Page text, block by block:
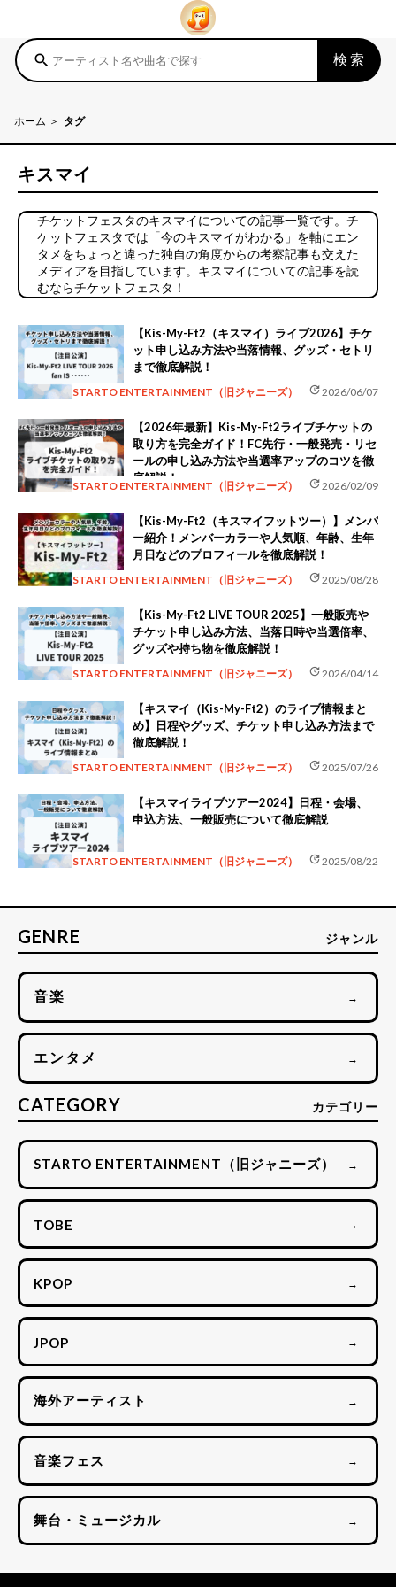
search 検索
ホーム タグ
キスマイ
チケットフェスタのキスマイについての記事一覧です。チ
ケットフェスタでは「今のキスマイがわかる」を軸にエン
タメをちょっと違った独自の角度からの考察記事も交えた
メディアを目指しています。キスマイについての記事を読
むならチケットフェスタ！
【Kis-My-Ft2（キスマイ）ライブ2026】チケ
ット申し込み方法や当落情報、グッズ・セトリ
まで徹底解説！
STARTO ENTERTAINMENT（旧ジャニーズ） update2026/06/07
【2026年最新】Kis-My-Ft2ライブチケットの
取り方を完全ガイド！FC先行・一般発売・リセ
ールの申し込み方法や当選率アップのコツを徹
底解説！
STARTO ENTERTAINMENT（旧ジャニーズ） update2026/02/09
【Kis-My-Ft2（キスマイフットツー）】メンバ
ー紹介！メンバーカラーや人気順、年齢、生年
月日などのプロフィールを徹底解説！
STARTO ENTERTAINMENT（旧ジャニーズ） update2025/08/28
【Kis-My-Ft2 LIVE TOUR 2025】一般販売や
チケット申し込み方法、当落日時や当選倍率、
グッズや持ち物を徹底解説！
STARTO ENTERTAINMENT（旧ジャニーズ） update2026/04/14
【キスマイ（Kis-My-Ft2）のライブ情報まと
め】日程やグッズ、チケット申し込み方法まで
徹底解説！
STARTO ENTERTAINMENT（旧ジャニーズ） update2025/07/26
【キスマイライブツアー2024】日程・会場、
申込方法、一般販売について徹底解説
STARTO ENTERTAINMENT（旧ジャニーズ） update2025/08/22
GENRE ジャンル
音楽 →
エンタメ →
CATEGORY カテゴリー
STARTO ENTERTAINMENT（旧ジャニーズ） →
TOBE →
KPOP →
JPOP →
海外アーティスト →
音楽フェス →
舞台・ミュージカル →